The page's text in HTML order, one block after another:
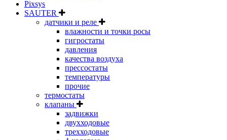
Pixsys
SAUTER
датчики и реле
влажности и точки росы
гигростаты
давления
качества воздуха
прессостаты
температуры
прочие
термостаты
клапаны
задвижки
двухходовые
трехходовые